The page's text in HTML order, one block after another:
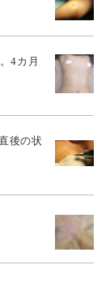
4カ月
後の状